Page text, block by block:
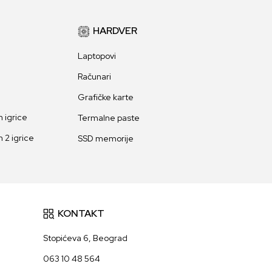
igrice
2 igrice
HARDVER
Laptopovi
Računari
Grafičke karte
Termalne paste
SSD memorije
KONTAKT
Stopićeva 6, Beograd
063 10 48 564